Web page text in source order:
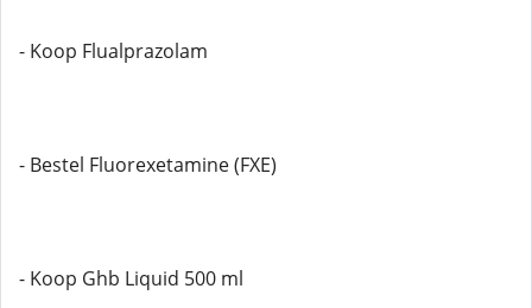
- Koop Flualprazolam
- Bestel Fluorexetamine (FXE)
- Koop Ghb Liquid 500 ml